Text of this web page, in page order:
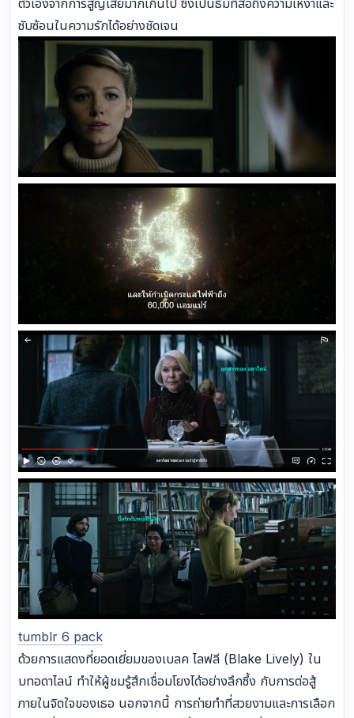
ซับซ้อนในความรักได้อย่างชัดเจน
tumblr 6 pack
ด้วยการแสดงที่ยอดเยี่ยมของเบลค ไลฟลี (Blake Lively) ใน
บทอดาไลน์ ทำให้ผู้ชมรู้สึกเชื่อมโยงได้อย่างลึกซึ้ง กับการต่อสู้
ภายในจิตใจของเธอ นอกจากนี้ การถ่ายทำที่สวยงามและการเลือก